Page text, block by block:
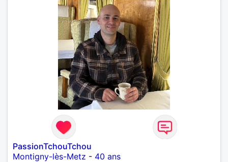
PassionTchouTchou
Montigny-lès-Metz - 40 ans